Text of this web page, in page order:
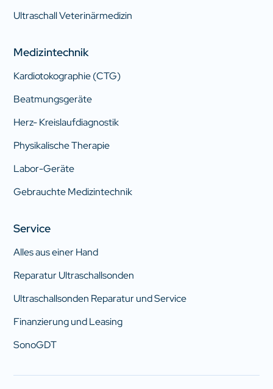
Ultraschall Veterinärmedizin
Medizintechnik
Kardiotokographie (CTG)
Beatmungsgeräte
Herz- Kreislaufdiagnostik
Physikalische Therapie
Labor-Geräte
Gebrauchte Medizintechnik
Service
Alles aus einer Hand
Reparatur Ultraschallsonden
Ultraschallsonden Reparatur und Service
Finanzierung und Leasing
SonoGDT